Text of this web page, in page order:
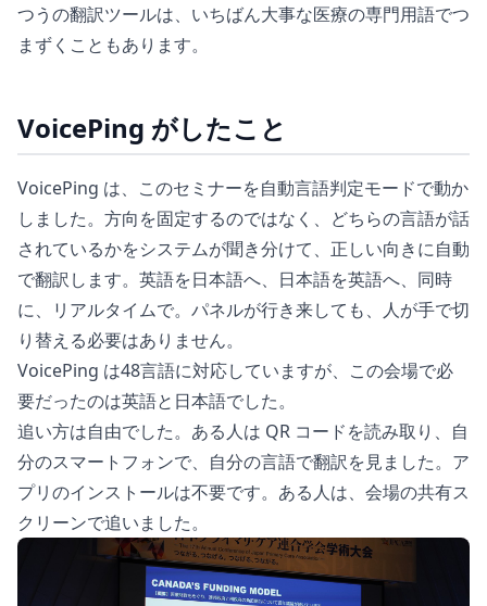
つうの翻訳ツールは、いちばん大事な医療の専門用語でつ
まずくこともあります。
VoicePing がしたこと
VoicePing は、このセミナーを自動言語判定モードで動か
しました。方向を固定するのではなく、どちらの言語が話
されているかをシステムが聞き分けて、正しい向きに自動
で翻訳します。英語を日本語へ、日本語を英語へ、同時
に、リアルタイムで。パネルが行き来しても、人が手で切
り替える必要はありません。
VoicePing は48言語に対応していますが、この会場で必
要だったのは英語と日本語でした。
追い方は自由でした。ある人は QR コードを読み取り、自
分のスマートフォンで、自分の言語で翻訳を見ました。ア
プリのインストールは不要です。ある人は、会場の共有ス
クリーンで追いました。